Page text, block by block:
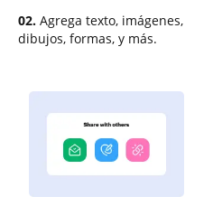
02. Agrega texto, imágenes,
dibujos, formas, y más.